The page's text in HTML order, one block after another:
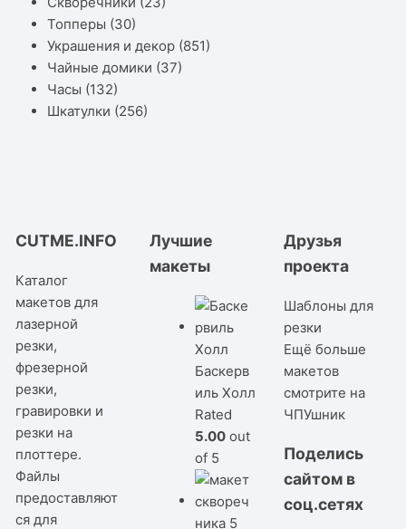
Топперы (30)
Украшения и декор (851)
Чайные домики (37)
Часы (132)
Шкатулки (256)
CUTME.INFO
Каталог
макетов для
лазерной
резки,
фрезерной
резки,
гравировки и
резки на
плоттере.
Файлы
предоставляют
ся для
Лучшие
макеты
Баскерв
иль Холл
Rated
5.00 out
of 5
Друзья
проекта
Шаблоны для
резки
Ещё больше
макетов
смотрите на
ЧПУшник
Поделись
сайтом в
соц.сетях